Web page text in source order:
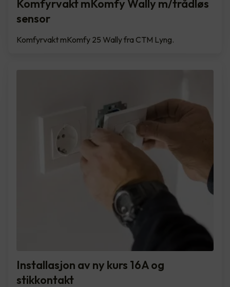
Komfyrvakt mKomfy Wally m/trådløs
sensor
Komfyrvakt mKomfy 25 Wally fra CTM Lyng.
Installasjon av ny kurs 16A og
stikkontakt